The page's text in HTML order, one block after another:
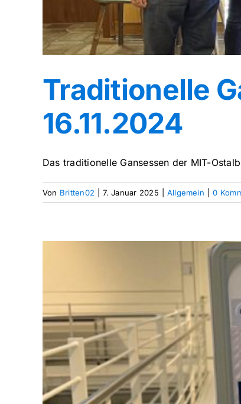
Traditionelle
16.11.2024
Das traditionelle Gansessen der MIT-
Von Britten02 7. Januar 2025 Allgemein 0